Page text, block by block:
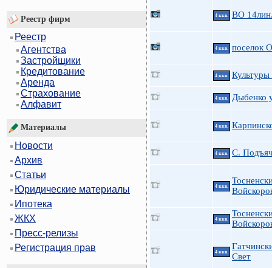
Реестр фирм
Реестр
Агентства
Застройщики
Кредитование
Аренда
Страхование
Алфавит
Материалы
Новости
Архив
Статьи
Юридические материалы
Ипотека
ЖКХ
Пресс-релизы
Регистрация прав
4 ккв. ВО
4 ккв. поселок
4 ккв.
4 ккв. Дыбенко
4 ккв.
4 ккв. С.
4 ккв.
4 ккв.
4 ккв.
Свет